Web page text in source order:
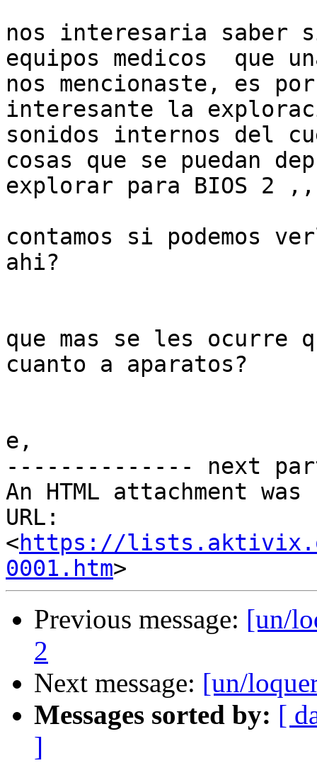
nos interesaria saber
equipos medicos  que
nos mencionaste, es
interesante la
sonidos internos del
cosas que se puedan
explorar para BIOS 2
contamos si podemos
ahi?
que mas se les ocurre
cuanto a aparatos?
e,
-------------- next
An HTML attachment
URL:
<https://
0001.htm
Previous message: [un/
2
Next message: [un/
Messages sorted by: [
]